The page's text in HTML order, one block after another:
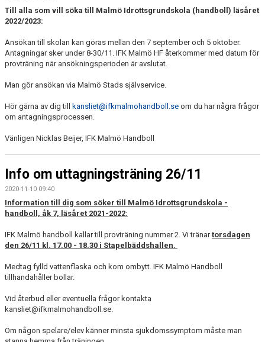
Till alla som vill söka till Malmö Idrottsgrundskola (handboll) läsåret
2022/2023:
Ansökan till skolan kan göras mellan den 7 september och 5 oktober.
Antagningar sker under 8-30/11. IFK Malmö HF återkommer med datum för
provträning när ansökningsperioden är avslutat.
Man gör ansökan via Malmö Stads självservice.
Hör gärna av dig till kansliet@ifkmalmohandboll.se om du har några frågor
om antagningsprocessen.
Vänligen Nicklas Beijer, IFK Malmö Handboll
Info om uttagningsträning 26/11
2020-11-10 09:40
Information till dig som söker till Malmö Idrottsgrundskola -
handboll, åk 7, läsåret 2021-2022:
IFK Malmö handboll kallar till provträning nummer 2. Vi tränartorsdagen
den 26/11 kl. 17.00 - 18.30 i Stapelbäddshallen.
Medtag fylld vattenflaska och kom ombytt. IFK Malmö Handboll
tillhandahåller bollar.
Vid återbud eller eventuella frågor kontakta
kansliet@ifkmalmohandboll.se.
Om någon spelare/elev känner minsta sjukdomssymptom måste man